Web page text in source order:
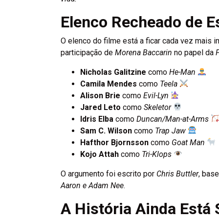
Elenco Recheado de
O elenco do filme está a ficar cada vez mais
participação de Morena Baccarin no papel da
Nicholas Galitzine como He-Man
Camila Mendes como Teela
Alison Brie como Evil-Lyn
Jared Leto como Skeletor
Idris Elba como Duncan/Man-at-Arms
Sam C. Wilson como Trap Jaw
Hafthor Bjornsson como Goat Man
Kojo Attah como Tri-Klops
O argumento foi escrito por Chris Buttler,
Aaron e Adam Nee.
A História Ainda Está